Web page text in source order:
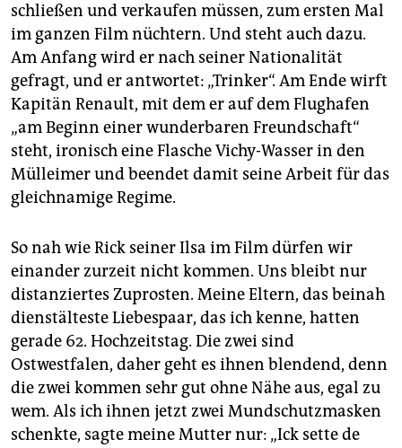
schließen und verkaufen müssen, zum ersten Mal
im ganzen Film nüchtern. Und steht auch dazu.
Am Anfang wird er nach seiner Natio­nalität
gefragt, und er antwortet: „Trinker“. Am Ende wirft
Kapitän Renault, mit dem er auf dem Flughafen
„am Beginn einer wunderbaren Freundschaft“
steht, ironisch eine Flasche Vichy-Wasser in den
Mülleimer und beendet damit seine Arbeit für das
gleichnamige Regime.
So nah wie Rick seiner Ilsa im Film dürfen wir
einander zurzeit nicht kommen. Uns bleibt nur
distanziertes Zuprosten. Meine Eltern, das beinah
dienstälteste Liebespaar, das ich kenne, hatten
gerade 62. Hochzeitstag. Die zwei sind
Ostwestfalen, daher geht es ihnen blendend, denn
die zwei kommen sehr gut ohne Nähe aus, egal zu
wem. Als ich ihnen jetzt zwei Mundschutzmasken
schenkte, sagte meine Mutter nur: „Ick sette de